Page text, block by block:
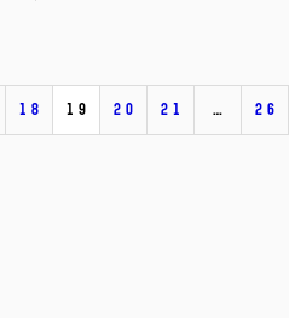
18 19 20 21 … 26